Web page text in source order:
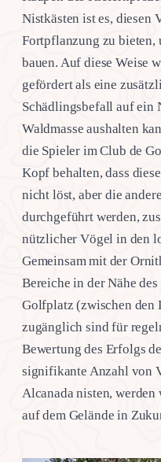
Nistkästen ist es, diesen
Fortpflanzung zu bieten,
bauen. Auf diese Weise
gefördert als eine
Schädlingsbefall auf ein
Waldmasse aushalten
die Spieler im Club de
Kopf behalten, dass
nicht löst, aber die
durchgeführt werden,
nützlicher Vögel in den
Gemeinsam mit der
Bereiche in der Nähe
Golfplatz (zwischen den
zugänglich sind für
Bewertung des Erfolgs
signifikante Anzahl von
Alcanada nisten,
auf dem Gelände in